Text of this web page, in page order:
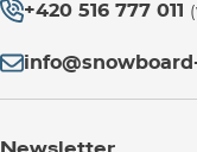
+420 516 777 011